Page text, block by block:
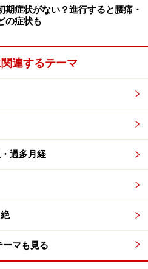
・対処法・治療法
とに気づくことが1番の対処
まず自身が認識すること。そ
でも起こりうるものだとポジ
事は、PMSの症状が重くなり
くの食品を組み合わせて食べ
期症状がない？進行すると腰痛・
の症状も
連するテーマ
過多月経
ーマも見る